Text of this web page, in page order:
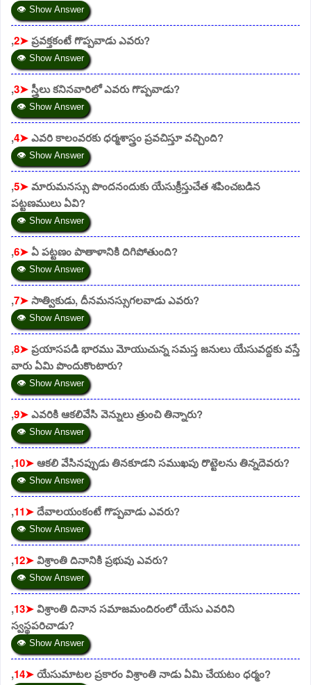
👁 Show Answer
,2➤ప్రవక్తకంటే గొప్పవాడు ఎవరు?
👁 Show Answer
,3➤స్త్రీలు కనినవారిలో ఎవరు గొప్పవాడు?
👁 Show Answer
,4➤ఎవరి కాలంవరకు ధర్మశాస్త్రం ప్రవచిస్తూ వచ్చింది?
👁 Show Answer
,5➤మారుమనస్సు పొందనందుకు యేసుక్రీస్తుచేత శపించబడిన
పట్టణములు ఏవి?
👁 Show Answer
,6➤ఏ పట్టణం పాతాళానికి దిగిపోతుంది?
👁 Show Answer
,7➤సాత్వికుడు, దీనమనస్సుగలవాడు ఎవరు?
👁 Show Answer
,8➤ప్రయాసపడి భారము మోయుచున్న సమస్త జనులు యేసువద్దకు వస్తే
వారు ఏమి పొందుకొంటారు?
👁 Show Answer
,9➤ఎవరికి ఆకలివేసి వెన్నులు త్రుంచి తిన్నారు?
👁 Show Answer
,10➤ఆకలి వేసినప్పుడు తినకూడని సముఖపు రొట్టెలను తిన్నదెవరు?
👁 Show Answer
,11➤దేవాలయంకంటే గొప్పవాడు ఎవరు?
👁 Show Answer
,12➤విశ్రాంతి దినానికి ప్రభువు ఎవరు?
👁 Show Answer
,13➤విశ్రాంతి దినాన సమాజమందిరంలో యేసు ఎవరిని
స్వస్థపరిచాడు?
👁 Show Answer
,14➤యేసుమాటల ప్రకారం విశ్రాంతి నాడు ఏమి చేయటం ధర్మం?